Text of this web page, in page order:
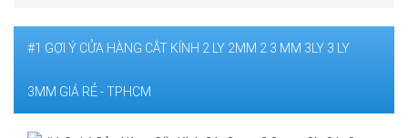
#1 GỢI Ý CỬA HÀNG CẮT KÍNH 2 LY 2MM 2 3 MM 3LY 3 LY
3MM GIÁ RẺ - TPHCM